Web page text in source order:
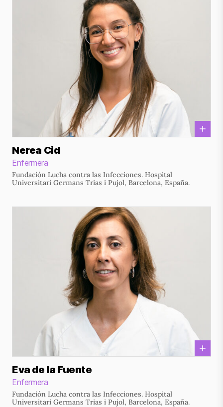
Nerea Cid
Enfermera
Fundación Lucha contra las Infecciones. Hospital
Universitari Germans Trias i Pujol, Barcelona, España.
Eva de la Fuente
Enfermera
Fundación Lucha contra las Infecciones. Hospital
Universitari Germans Trias i Pujol, Barcelona, España.